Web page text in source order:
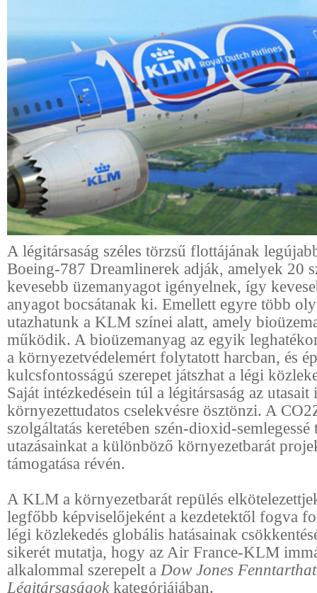
A légitársaság széles törzsű flottájának
Boeing-787 Dreamlinerek adják, amelyek 20
kevesebb üzemanyagot igényelnek, így
anyagot bocsátanak ki. Emellett egyre több
utazhatunk a KLM színei alatt, amely
működik. A bioüzemanyag az egyik
a környezetvédelemért folytatott harcban, és
kulcsfontosságú szerepet játszhat a légi
Saját intézkedésein túl a légitársaság az utasait
környezettudatos cselekvésre ösztönzi. A
szolgáltatás keretében szén-dioxid-semlegessé
utazásainkat a különböző környezetbarát
támogatása révén.
A KLM a környezetbarát repülés
legfőbb képviselőjeként a kezdetektől fogva
légi közlekedés globális hatásainak
sikerét mutatja, hogy az Air France-KLM
alkalommal szerepelt a Dow Jones
Légitársaságokkategóriájában.